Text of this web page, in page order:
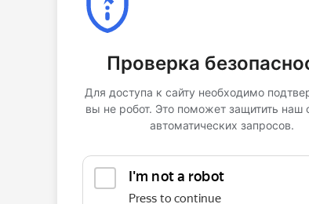
Проверка
Для доступа к сайту необходимо
вы не робот. Это поможет защитить наш
автоматических запросов.